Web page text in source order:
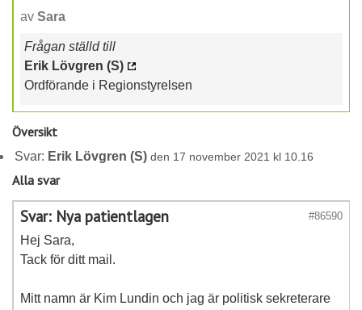
av Sara
Frågan ställd till
Erik Lövgren (S)
Ordförande i Regionstyrelsen
Översikt
Svar: Erik Lövgren (S) den 17 november 2021 kl 10.16
Alla svar
#86590
Svar: Nya patientlagen
Hej Sara,
Tack för ditt mail.
Mitt namn är Kim Lundin och jag är politisk sekreterare